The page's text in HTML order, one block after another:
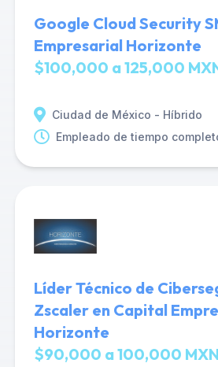
Google Cloud Security
Empresarial Horizonte
$100,000 a 125,000
Ciudad de México - Híbrido
Empleado de tiempo
Líder Técnico de
Zscaler en Capital
Horizonte
$90,000 a 100,000